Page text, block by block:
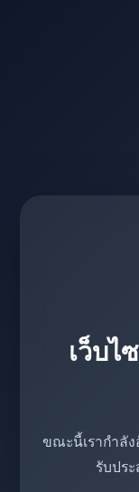
เว็บไ
ขณะนี้เรากำลั
รับปร